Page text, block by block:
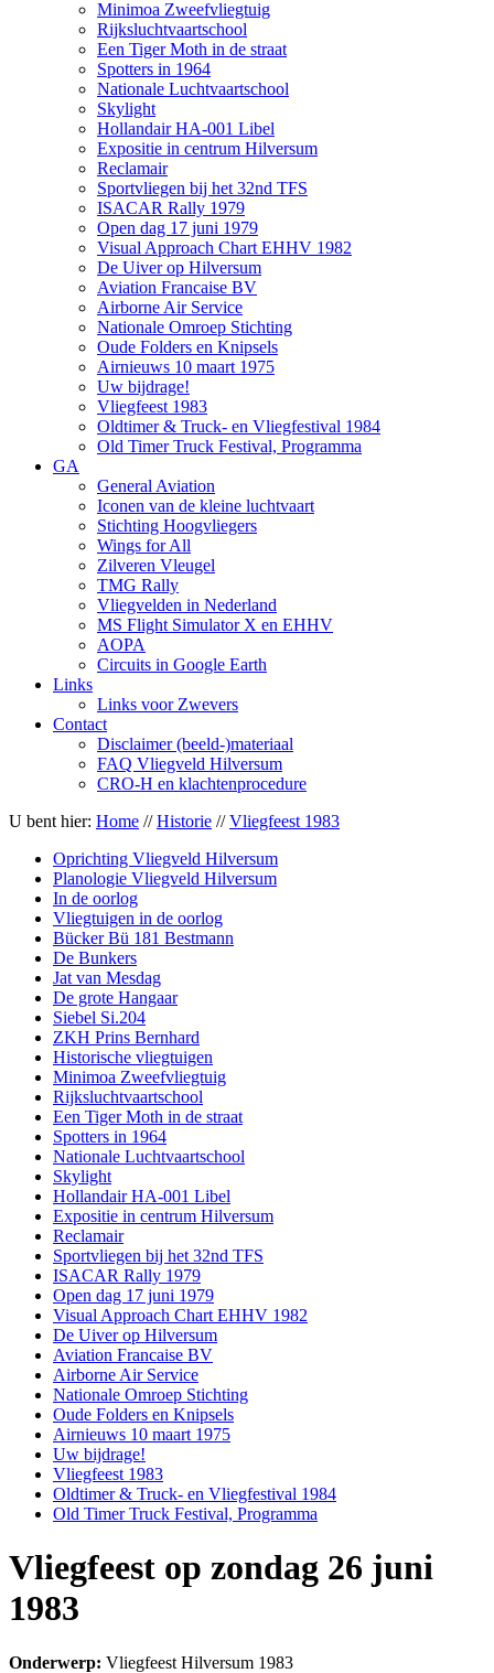
Minimoa Zweefvliegtuig
Rijksluchtvaartschool
Een Tiger Moth in de straat
Spotters in 1964
Nationale Luchtvaartschool
Skylight
Hollandair HA-001 Libel
Expositie in centrum Hilversum
Reclamair
Sportvliegen bij het 32nd TFS
ISACAR Rally 1979
Open dag 17 juni 1979
Visual Approach Chart EHHV 1982
De Uiver op Hilversum
Aviation Francaise BV
Airborne Air Service
Nationale Omroep Stichting
Oude Folders en Knipsels
Airnieuws 10 maart 1975
Uw bijdrage!
Vliegfeest 1983
Oldtimer & Truck- en Vliegfestival 1984
Old Timer Truck Festival, Programma
GA
General Aviation
Iconen van de kleine luchtvaart
Stichting Hoogvliegers
Wings for All
Zilveren Vleugel
TMG Rally
Vliegvelden in Nederland
MS Flight Simulator X en EHHV
AOPA
Circuits in Google Earth
Links
Links voor Zwevers
Contact
Disclaimer (beeld-)materiaal
FAQ Vliegveld Hilversum
CRO-H en klachtenprocedure
U bent hier: Home //Historie //Vliegfeest 1983
Oprichting Vliegveld Hilversum
Planologie Vliegveld Hilversum
In de oorlog
Vliegtuigen in de oorlog
Bücker Bü 181 Bestmann
De Bunkers
Jat van Mesdag
De grote Hangaar
Siebel Si.204
ZKH Prins Bernhard
Historische vliegtuigen
Minimoa Zweefvliegtuig
Rijksluchtvaartschool
Een Tiger Moth in de straat
Spotters in 1964
Nationale Luchtvaartschool
Skylight
Hollandair HA-001 Libel
Expositie in centrum Hilversum
Reclamair
Sportvliegen bij het 32nd TFS
ISACAR Rally 1979
Open dag 17 juni 1979
Visual Approach Chart EHHV 1982
De Uiver op Hilversum
Aviation Francaise BV
Airborne Air Service
Nationale Omroep Stichting
Oude Folders en Knipsels
Airnieuws 10 maart 1975
Uw bijdrage!
Vliegfeest 1983
Oldtimer & Truck- en Vliegfestival 1984
Old Timer Truck Festival, Programma
Vliegfeest op zondag 26 juni
1983
Onderwerp: Vliegfeest Hilversum 1983